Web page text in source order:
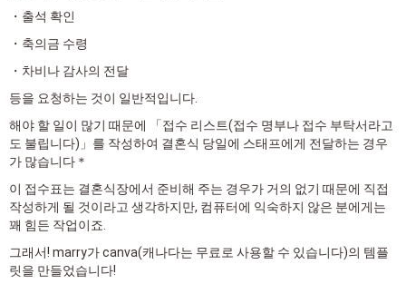
・출석 확인
・축의금 수령
・차비나 감사의 전달
등을 요청하는 것이 일반적입니다.
해야 할 일이 많기 때문에 「접수 리스트(접수 명부나 접수 부탁서라고
도 불립니다)」를 작성하여 결혼식 당일에 스태프에게 전달하는 경우
가 많습니다＊
이 접수표는 결혼식장에서 준비해 주는 경우가 거의 없기 때문에 직접
작성하게 될 것이라고 생각하지만, 컴퓨터에 익숙하지 않은 분에게는
꽤 힘든 작업이죠.
그래서! marry가 canva(캐나다는 무료로 사용할 수 있습니다)의 템플
릿을 만들었습니다!